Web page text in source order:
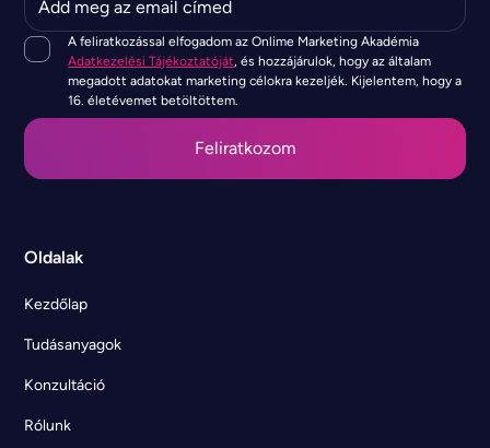
A feliratkozással elfogadom az Onlime Marketing Akadémia
Adatkezelési Tájékoztatóját, és hozzájárulok, hogy az általam
megadott adatokat marketing célokra kezeljék. Kijelentem, hogy a
16. életévemet betöltöttem.
Oldalak
Kezdőlap
Tudásanyagok
Konzultáció
Rólunk